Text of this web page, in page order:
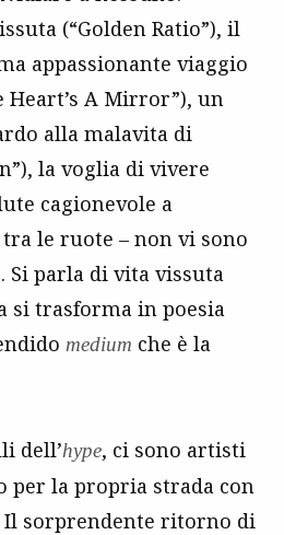
(“Golden Ratio”), il
appassionante viaggio
Heart’s A Mirror”), un
alla malavita di
la voglia di vivere
cagionevole a
le ruote – non vi sono
Si parla di vita vissuta
si trasforma in poesia
medium che è la
dell’hype, ci sono artisti
per la propria strada con
sorprendente ritorno di